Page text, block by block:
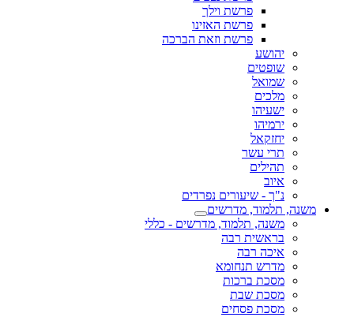
פרשת וילך
פרשת האזינו
פרשת וזאת הברכה
יהושע
שופטים
שמואל
מלכים
ישעיהו
ירמיהו
יחזקאל
תרי עשר
תהילים
איוב
נ"ך - שיעורים נפרדים
משנה, תלמוד, מדרשים
משנה, תלמוד, מדרשים - כללי
בראשית רבה
איכה רבה
מדרש תנחומא
מסכת ברכות
מסכת שבת
מסכת פסחים